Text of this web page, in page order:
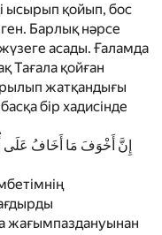
ысырып қойып, бос
Барлық нәрсе
асады. Ғаламда
Тағала қойған
жатқандығы
бір хадисінде
إِنَّ أَخْوَفَ مَا أَخَافُ عَلَى
жағымпаздануынан